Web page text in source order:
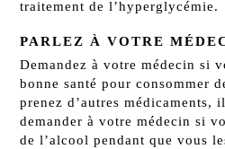
traitement de l’hyperglycémie.
PARLEZ À VOTRE
Demandez à votre médecin si
bonne santé pour consommer
prenez d’autres médicaments,
demander à votre médecin si
de l’alcool pendant que vous